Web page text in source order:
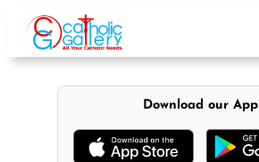
content
Download our App